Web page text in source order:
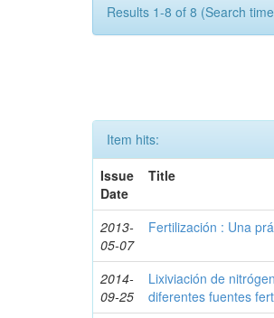
Results 1-8 of 8 (Search
Item hits:
Issue
Date
Title
2013-
05-07
Fertilización : Una
2014-
09-25
Lixiviación de
diferentes fuentes